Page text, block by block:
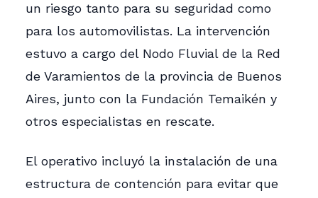
un riesgo tanto para su seguridad como
para los automovilistas. La intervención
estuvo a cargo del Nodo Fluvial de la Red
de Varamientos de la provincia de Buenos
Aires, junto con la Fundación Temaikén y
otros especialistas en rescate.
El operativo incluyó la instalación de una
estructura de contención para evitar que